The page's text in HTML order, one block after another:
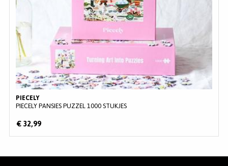
PIECELY
PIECELY PANSIES PUZZEL 1000 STUKJES
€ 32,99